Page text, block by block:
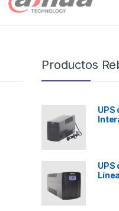
Productos
UPS
UPS